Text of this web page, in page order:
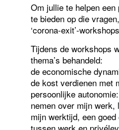
Om jullie te helpen
te bieden op die
‘corona-exit’-
Tijdens de workshops
thema’s behandeld:
de economische
de kost verdienen met
persoonlijke
nemen over mijn werk,
mijn werktijd, een